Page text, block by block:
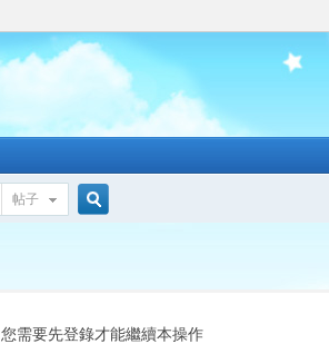
帖子
索
您需要先登錄才能繼續本操作